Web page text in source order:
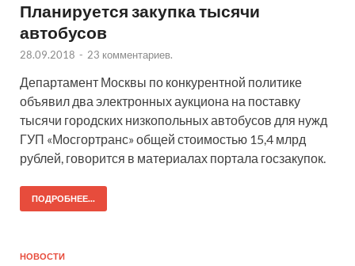
Планируется закупка тысячи
автобусов
28.09.2018 - 23 комментариев.
Департамент Москвы по конкурентной политике
объявил два электронных аукциона на поставку
тысячи городских низкопольных автобусов для нужд
ГУП «Мосгортранс» общей стоимостью 15,4 млрд
рублей, говорится в материалах портала госзакупок.
ПОДРОБНЕЕ...
НОВОСТИ